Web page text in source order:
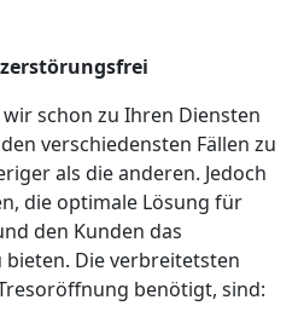
schon zu Ihren Diensten
verschiedensten Fällen zu
als die anderen. Jedoch
die optimale Lösung für
den Kunden das
Die verbreitetsten
benötigt, sind: